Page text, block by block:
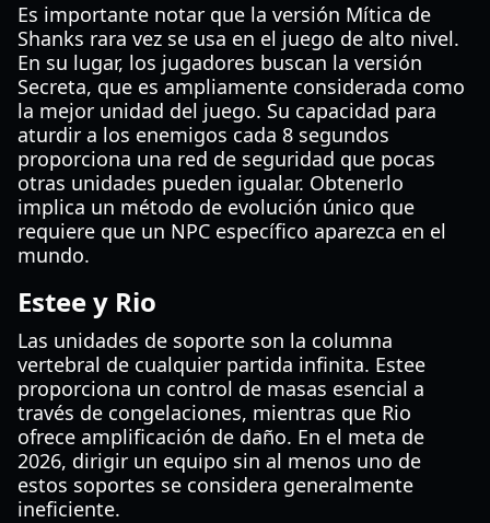
Es importante notar que la versión Mítica de
Shanks rara vez se usa en el juego de alto nivel.
En su lugar, los jugadores buscan la versión
Secreta, que es ampliamente considerada como
la mejor unidad del juego. Su capacidad para
aturdir a los enemigos cada 8 segundos
proporciona una red de seguridad que pocas
otras unidades pueden igualar. Obtenerlo
implica un método de evolución único que
requiere que un NPC específico aparezca en el
mundo.
Estee y Rio
Las unidades de soporte son la columna
vertebral de cualquier partida infinita. Estee
proporciona un control de masas esencial a
través de congelaciones, mientras que Rio
ofrece amplificación de daño. En el meta de
2026, dirigir un equipo sin al menos uno de
estos soportes se considera generalmente
ineficiente.